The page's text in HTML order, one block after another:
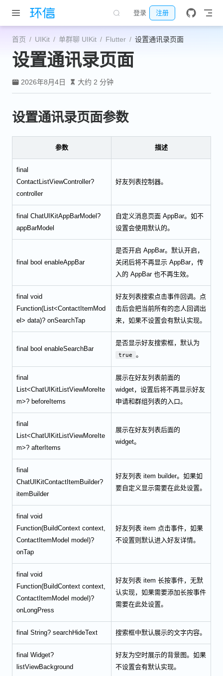
跳至主要內容
登录 注册
首页 UIKit 单群聊 UIKit Flutter 设置通讯录页面
设置通讯录页面
2026年8月4日 大约 2 分钟
设置通讯录页面参数
参数 描述
final
ContactListViewController?
controller
好友列表控制器。
final ChatUIKitAppBarModel?
appBarModel
自定义消息页面 AppBar。如不
设置会使用默认的。
final bool enableAppBar
是否开启 AppBar。默认开启，
关闭后将不再显示 AppBar，传
入的 AppBar 也不再生效。
final void
Function(List<ContactItemMod
el> data)? onSearchTap
好友列表搜索点击事件回调。点
击后会把当前所有的恋人回调出
来，如果不设置会有默认实现。
final bool enableSearchBar
是否显示好友搜索框，默认为
true 。
final
List<ChatUIKitListViewMoreIte
m>? beforeItems
展示在好友列表前面的
widget，设置后将不再显示好友
申请和群组列表的入口。
final
List<ChatUIKitListViewMoreIte
m>? afterItems
展示在好友列表后面的
widget。
final
ChatUIKitContactItemBuilder?
itemBuilder
好友列表 item builder。如果如
要自定义显示需要在此处设置。
final void
Function(BuildContext context,
ContactItemModel model)?
onTap
好友列表 item 点击事件，如果
不设置则默认进入好友详情。
final void
Function(BuildContext context,
ContactItemModel model)?
onLongPress
好友列表 item 长按事件，无默
认实现，如果需要添加长按事件
需要在此处设置。
final String? searchHideText 搜索框中默认展示的文字内容。
final Widget?
listViewBackground
好友为空时展示的背景图。如果
不设置会有默认实现。